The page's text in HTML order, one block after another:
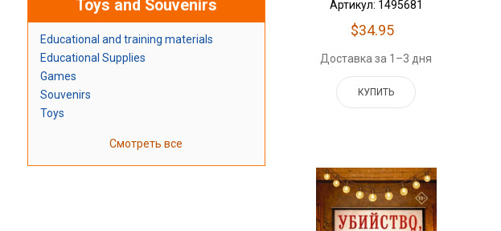
Toys and Souvenirs
Educational and training materials
Educational Supplies
Games
Souvenirs
Toys
Смотреть все
Артикул: 1495681
$34.95
Доставка за 1–3 дня
КУПИТЬ